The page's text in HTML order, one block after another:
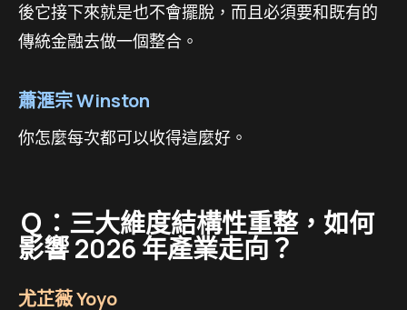
後它接下來就是也不會擺脫，而且必須要和既有的
傳統金融去做一個整合。
蕭滙宗 Winston
你怎麼每次都可以收得這麼好。
Ｑ：三大維度結構性重整，如何
影響 2026 年產業走向？
尤芷薇 Yoyo